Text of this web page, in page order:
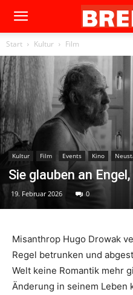
Start Kultur Film
Kultur Film Events Kino
Sie glauben an
19. Februar 2026 0
Misanthrop Hugo Drowak
Regel betrunken und
Welt keine Romantik mehr
Änderung in seinem Leben